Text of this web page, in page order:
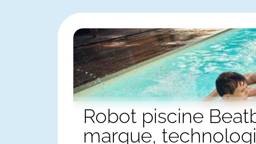
Robot piscine Beatbot : guide complet, histoire de la
marque,